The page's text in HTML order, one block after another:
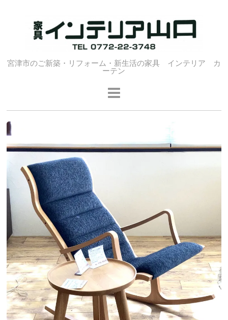
宮津市のご新築・リフォーム・新生活の家具 インテリア カ
ーテン